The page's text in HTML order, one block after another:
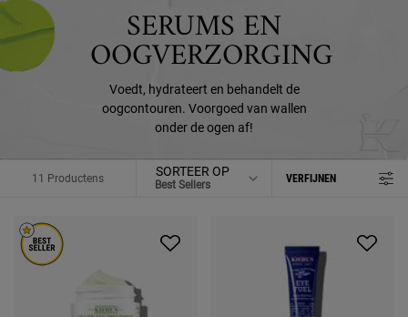
SERUMS EN
OOGVERZORGING
Voedt, hydrateert en behandelt de
oogcontouren. Voorgoed van wallen
onder de ogen af!
11 Productens SORTEER OP VERFIJNEN
FILTERMENU